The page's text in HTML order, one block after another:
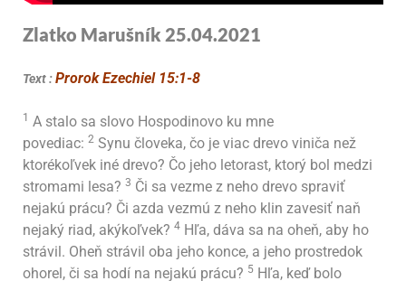
Zlatko Marušník 25.04.2021
Text :Prorok Ezechiel 15:1-8
1 A stalo sa slovo Hospodinovo ku mne
povediac: 2 Synu človeka, čo je viac drevo viniča než
ktorékoľvek iné drevo? Čo jeho letorast, ktorý bol medzi
stromami lesa? 3 Či sa vezme z neho drevo spraviť
nejakú prácu? Či azda vezmú z neho klin zavesiť naň
nejaký riad, akýkoľvek? 4 Hľa, dáva sa na oheň, aby ho
strávil. Oheň strávil oba jeho konce, a jeho prostredok
ohorel, či sa hodí na nejakú prácu? 5 Hľa, keď bolo